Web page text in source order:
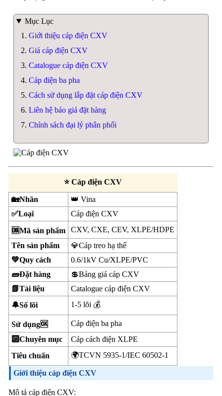
Mục Lục
Giới thiệu cáp điện CXV
Giá cáp điện CXV
Catalogue cáp điện CXV
Cáp điện ba pha
Cách sử dụng lắp đặt cáp điện CXV
Liên hệ báo giá đặt hàng
Chính sách đại lý phân phối
⭐ Cáp điện CXV
🏡Nhãn
👑 Vina
✅Loại
Cáp điện CXV
🆒Mã sản phẩm
CXV, CXE, CEV, XLPE/HDPE
Tên sản phẩm
💎Cáp treo hạ thế
💚Quy cách
0.6/1kV Cu/XLPE/PVC
🧱Đặt hàng
💲Bảng giá cáp CXV
📗Tài liệu
Catalogue cáp điện CXV
🔔Số lõi
1-5 lõi 💰
Sử dụng🆗
Cáp điện ba pha
🔟Chuyên mục
Cáp cách điện XLPE
Tiêu chuẩn
🌍TCVN 5935-1/IEC 60502-1
Giới thiệu cáp điện CXV
Mô tả cáp điện CXV: